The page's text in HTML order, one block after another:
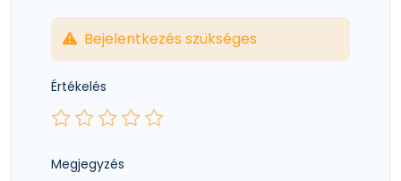
Bejelentkezés szükséges
Értékelés
Megjegyzés